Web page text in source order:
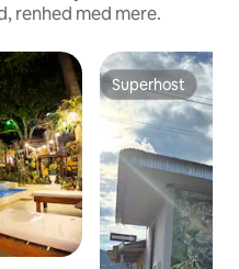
renhed med mere.
Superhost
Superhost